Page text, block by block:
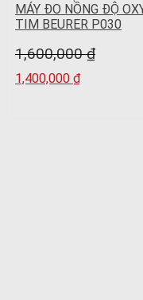
MÁY ĐO NỒNG ĐỘ
TIM BEURER P030
1,600,000₫
1,400,000 ₫